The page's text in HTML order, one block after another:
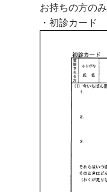
お持ちの方のみ
・初診カード